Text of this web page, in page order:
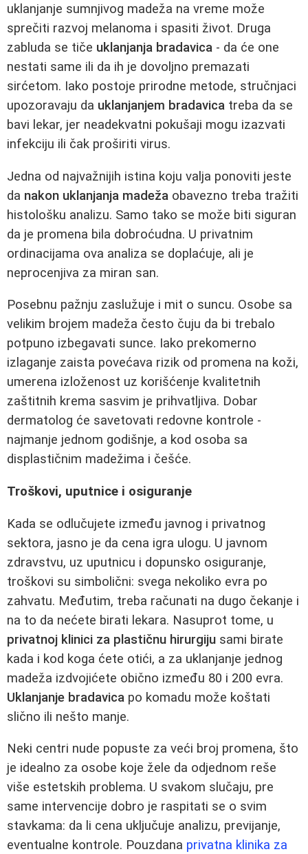
uklanjanje sumnjivog madeža na vreme može
sprečiti razvoj melanoma i spasiti život. Druga
zabluda se tiče uklanjanja bradavica - da će one
nestati same ili da ih je dovoljno premazati
sirćetom. Iako postoje prirodne metode, stručnjaci
upozoravaju da uklanjanjem bradavica treba da se
bavi lekar, jer neadekvatni pokušaji mogu izazvati
infekciju ili čak proširiti virus.
Jedna od najvažnijih istina koju valja ponoviti jeste
da nakon uklanjanja madeža obavezno treba tražiti
histološku analizu. Samo tako se može biti siguran
da je promena bila dobroćudna. U privatnim
ordinacijama ova analiza se doplaćuje, ali je
neprocenjiva za miran san.
Posebnu pažnju zaslužuje i mit o suncu. Osobe sa
velikim brojem madeža često čuju da bi trebalo
potpuno izbegavati sunce. Iako prekomerno
izlaganje zaista povećava rizik od promena na koži,
umerena izloženost uz korišćenje kvalitetnih
zaštitnih krema sasvim je prihvatljiva. Dobar
dermatolog će savetovati redovne kontrole -
najmanje jednom godišnje, a kod osoba sa
displastičnim madežima i češće.
Troškovi, uputnice i osiguranje
Kada se odlučujete između javnog i privatnog
sektora, jasno je da cena igra ulogu. U javnom
zdravstvu, uz uputnicu i dopunsko osiguranje,
troškovi su simbolični: svega nekoliko evra po
zahvatu. Međutim, treba računati na dugo čekanje i
na to da nećete birati lekara. Nasuprot tome, u
privatnoj klinici za plastičnu hirurgiju sami birate
kada i kod koga ćete otići, a za uklanjanje jednog
madeža izdvojićete obično između 80 i 200 evra.
Uklanjanje bradavica po komadu može koštati
slično ili nešto manje.
Neki centri nude popuste za veći broj promena, što
je idealno za osobe koje žele da odjednom reše
više estetskih problema. U svakom slučaju, pre
same intervencije dobro je raspitati se o svim
stavkama: da li cena uključuje analizu, previjanje,
eventualne kontrole. Pouzdana privatna klinika za